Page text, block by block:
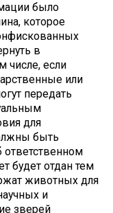
было
которое
в
числе, если
или
передать
для
быть
ответственном
будет отдан тем
животных для
и
зверей